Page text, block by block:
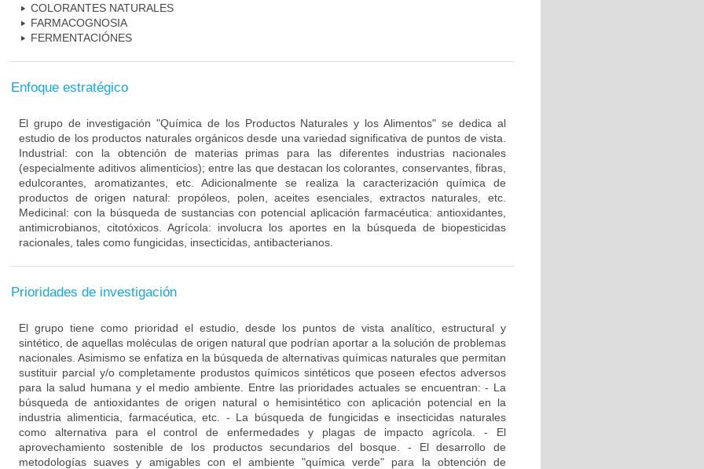
COLORANTES NATURALES
FARMACOGNOSIA
FERMENTACIÓNES
Enfoque estratégico
El grupo de investigación "Química de los Productos Naturales y los Alimentos" se dedica al
estudio de los productos naturales orgánicos desde una variedad significativa de puntos de vista.
Industrial: con la obtención de materias primas para las diferentes industrias nacionales
(especialmente aditivos alimenticios); entre las que destacan los colorantes, conservantes, fibras,
edulcorantes, aromatizantes, etc. Adicionalmente se realiza la caracterización química de
productos de origen natural: propóleos, polen, aceites esenciales, extractos naturales, etc.
Medicinal: con la búsqueda de sustancias con potencial aplicación farmacéutica: antioxidantes,
antimicrobianos, citotóxicos. Agrícola: involucra los aportes en la búsqueda de biopesticidas
racionales, tales como fungicidas, insecticidas, antibacterianos.
Prioridades de investigación
El grupo tiene como prioridad el estudio, desde los puntos de vista analítico, estructural y
sintético, de aquellas moléculas de origen natural que podrían aportar a la solución de problemas
nacionales. Asimismo se enfatiza en la búsqueda de alternativas químicas naturales que permitan
sustituir parcial y/o completamente produstos químicos sintéticos que poseen efectos adversos
para la salud humana y el medio ambiente. Entre las prioridades actuales se encuentran: - La
búsqueda de antioxidantes de origen natural o hemisintético con aplicación potencial en la
industria alimenticia, farmacéutica, etc. - La búsqueda de fungicidas e insecticidas naturales
como alternativa para el control de enfermedades y plagas de impacto agrícola. - El
aprovechamiento sostenible de los productos secundarios del bosque. - El desarrollo de
metodologías suaves y amigables con el ambiente "química verde" para la obtención de